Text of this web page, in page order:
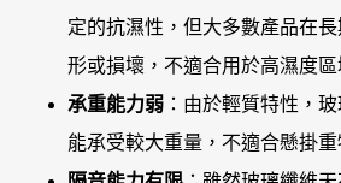
定的抗濕性，但大多數產品在
形或損壞，不適合用於高濕度區
承重能力弱 ：由於輕質特性，
能承受較大重量，不適合懸掛